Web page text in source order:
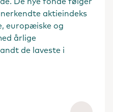
aktieindeks
europæiske og
årlige
de laveste i